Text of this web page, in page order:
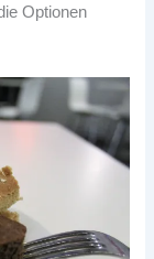
Optionen